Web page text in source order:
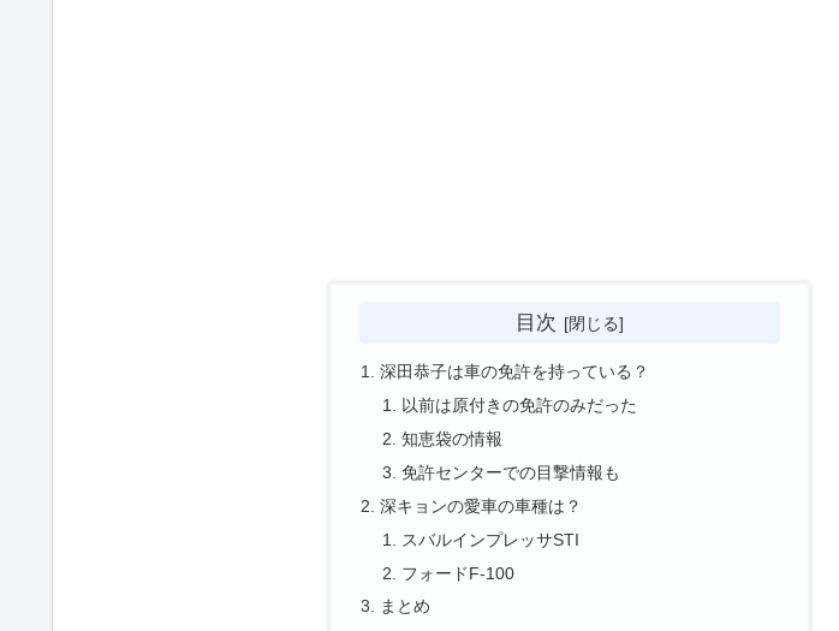
目次
深田恭子は車の免許を持っている？
以前は原付きの免許のみだった
知恵袋の情報
免許センターでの目撃情報も
深キョンの愛車の車種は？
スバルインプレッサSTI
フォードF-100
まとめ